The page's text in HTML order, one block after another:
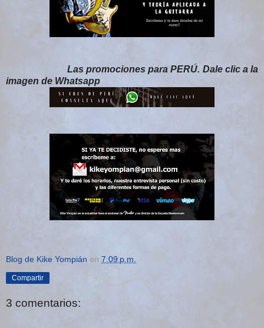
Las promociones para PERÚ. Dale clic a la
imagen de Whatsapp
Blog de Kike Yompián en 7:09 p.m.
Compartir
3 comentarios: